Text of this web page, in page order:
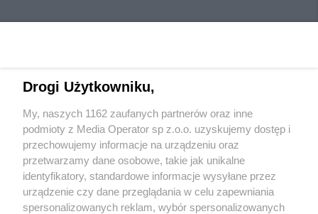
Wydawca mediówlokalnych
Drogi Użytkowniku,
My, naszych 1162 zaufanych partnerów oraz inne
podmioty z Media Operator sp z.o.o. uzyskujemy dostęp i
przechowujemy informacje na urządzeniu oraz
przetwarzamy dane osobowe, takie jak unikalne
identyfikatory, standardowe informacje wysyłane przez
urządzenie czy dane przeglądania w celu zapewniania
spersonalizowanych reklam, wybór spersonalizowanych